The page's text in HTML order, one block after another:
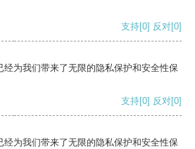
支持[0] 反对[0]
为我们带来了无限的隐私保护和安全性保
支持[0] 反对[0]
为我们带来了无限的隐私保护和安全性保